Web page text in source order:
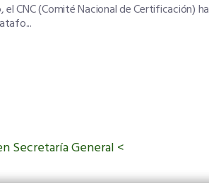
CNC (Comité Nacional de Certificación) ha
Secretaría General